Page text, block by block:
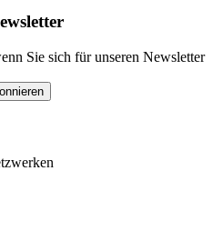
Sie sich für unseren Newsletter